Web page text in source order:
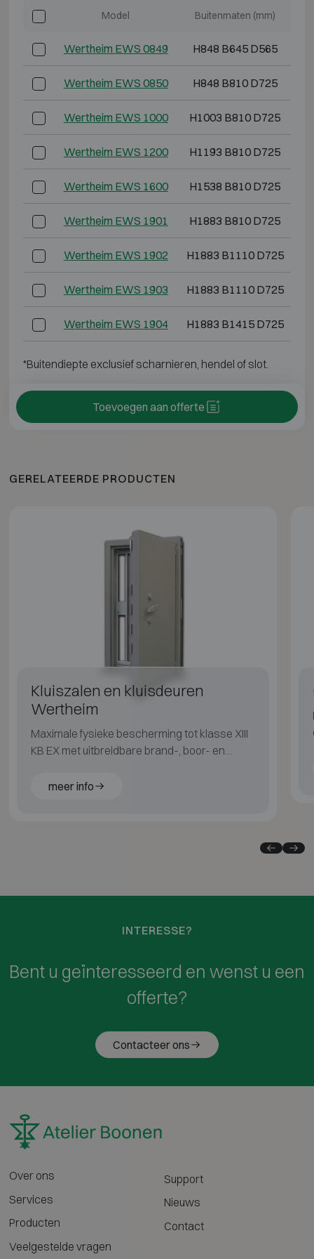
Model Buitenmaten (mm)
Wertheim EWS 0849 H848 B645 D565
Wertheim EWS 0850 H848 B810 D725
Wertheim EWS 1000 H1003 B810 D725
Wertheim EWS 1200 H1193 B810 D725
Wertheim EWS 1600 H1538 B810 D725
Wertheim EWS 1901 H1883 B810 D725
Wertheim EWS 1902 H1883 B1110 D725
Wertheim EWS 1903 H1883 B1110 D725
Wertheim EWS 1904 H1883 B1415 D725
*Buitendiepte exclusief scharnieren, hendel of slot.
Toevoegen aan offerte
GERELATEERDE PRODUCTEN
Kluiszalen en kluisdeuren
Wertheim
Maximale fysieke bescherming tot klasse XIII
KB EX met uitbreidbare brand-, boor- en
meer info
INTERESSE?
Bent u geïnteresseerd en wenst u een
offerte?
Contacteer ons
Over ons
Services
Producten
Veelgestelde vragen
Support
Nieuws
Contact